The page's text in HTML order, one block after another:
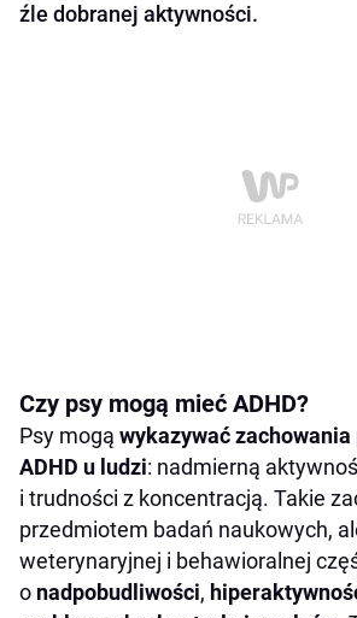
źle dobranej aktywności.
Czy psy mogą mieć ADHD?
Psy mogą wykazywać
ADHD u ludzi: nadmierną
i trudności z koncentracją. Takie
przedmiotem badań naukowych,
weterynaryjnej i behawioralnej
o nadpobudliwości,